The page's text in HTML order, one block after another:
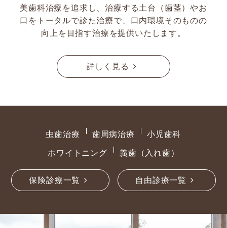
美歯科治療を追求し、治療する土台（歯茎）やお
口をトータルで診た治療で、口内環境そのものの
向上を目指す治療を提供いたします。
詳しく見る
虫歯治療 歯周病治療 小児歯科
ホワイトニング 義歯（入れ歯）
保険診療一覧 自由診療一覧